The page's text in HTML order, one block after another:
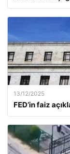
13/12/2025
FED’in faiz